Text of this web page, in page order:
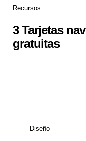
Recursos
3 Tarjetas
gratuitas
Diseño